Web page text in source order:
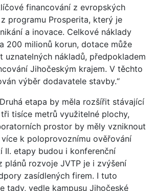
financování z evropských
programu Prosperita, který je
a inovace. Celkové náklady
200 milionů korun, dotace může
uznatelných nákladů, předpokladem
Jihočeským krajem. V těchto
výběr dodavatele stavby.“
etapa by měla rozšířit stávající
tisíce metrů využitelné plochy,
prostor by měly vzniknout
k poloprovoznímu ověřování
II. etapy budou i konferenční
plánů rozvoje JVTP je i zvýšení
zasídlených firem. I tuto
tady, vedle kampusu Jihočeské